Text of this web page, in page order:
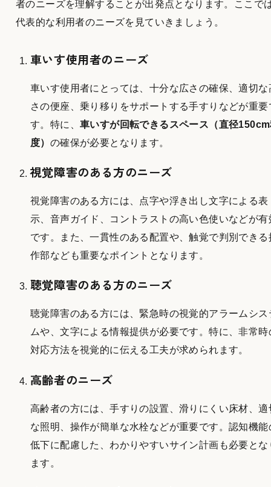
者のニーズを理解することが出発点となります。ここで
代表的な利用者のニーズを見ていきましょう。
車いす使用者のニーズ
車いす使用者にとっては、十分な広さの確保、適切な
さの便座、乗り移りをサポートする手すりなどが重要
す。特に、 車いすが回転できるスペース（直径
度） の確保が必要となります。
視覚障害のある方のニーズ
視覚障害のある方には、点字や浮き出し文字による表
示、音声ガイド、コントラストの高い色使いなどが有
です。また、一貫性のある配置や、触覚で判別できる
作部なども重要なポイントとなります。
聴覚障害のある方のニーズ
聴覚障害のある方には、緊急時の視覚的アラームシス
ムや、文字による情報提供が必要です。特に、非常時
対応方法を視覚的に伝える工夫が求められます。
高齢者のニーズ
高齢者の方には、手すりの設置、滑りにくい床材、適
な照明、操作が簡単な水栓などが重要です。認知機能
低下に配慮した、わかりやすいサイン計画も必要とな
ます。